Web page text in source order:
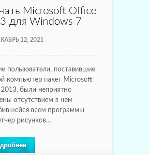
Microsoft Office
для Windows 7
12, 2021
пользователи, поставившие
компьютер пакет Microsoft
были неприятно
отсутствием в нем
всем программы
рисунков…